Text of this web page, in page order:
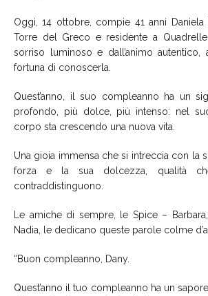
Oggi, 14 ottobre, compie 41 anni Daniela
Torre del Greco e residente a
sorriso luminoso e dall’animo
fortuna di conoscerla.
Quest’anno, il suo compleanno ha un
profondo, più dolce, più intenso: nel
corpo sta crescendo una nuova vita.
Una gioia immensa che si intreccia con la
forza e la sua dolcezza, qualità
contraddistinguono.
Le amiche di sempre, le Spice –
Nadia, le dedicano queste parole colme
“Buon compleanno, Dany.
Quest’anno il tuo compleanno ha un